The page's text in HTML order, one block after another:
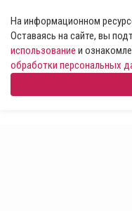
На информационном
Оставаясь на сайте, вы
использование и
обработки персональных